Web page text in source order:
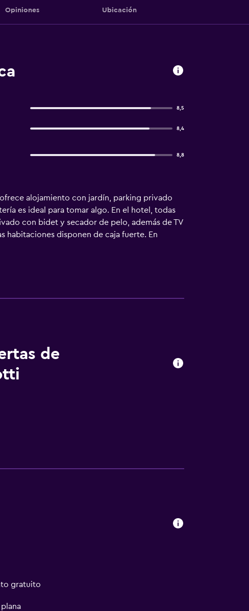
Opiniones Ubicación
8,5
8,4
8,8
alojamiento con jardín, parking privado
es ideal para tomar algo. En el hotel, todas
con bidet y secador de pelo, además de TV
habitaciones disponen de caja fuerte. En
y Oltremare está a 12 km. El aeropuerto
de
gratuito